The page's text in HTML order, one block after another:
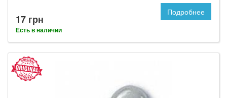
17 грн
Есть в наличии
Подробнее